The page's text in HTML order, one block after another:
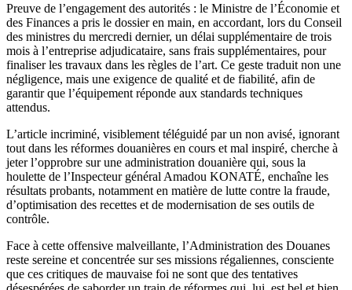
Preuve de l’engagement des autorités : le Ministre de l’Économie et
des Finances a pris le dossier en main, en accordant, lors du Conseil
des ministres du mercredi dernier, un délai supplémentaire de trois
mois à l’entreprise adjudicataire, sans frais supplémentaires, pour
finaliser les travaux dans les règles de l’art. Ce geste traduit non une
négligence, mais une exigence de qualité et de fiabilité, afin de
garantir que l’équipement réponde aux standards techniques
attendus.
L’article incriminé, visiblement téléguidé par un non avisé, ignorant
tout dans les réformes douanières en cours et mal inspiré, cherche à
jeter l’opprobre sur une administration douanière qui, sous la
houlette de l’Inspecteur général Amadou KONATÉ, enchaîne les
résultats probants, notamment en matière de lutte contre la fraude,
d’optimisation des recettes et de modernisation de ses outils de
contrôle.
Face à cette offensive malveillante, l’Administration des Douanes
reste sereine et concentrée sur ses missions régaliennes, consciente
que ces critiques de mauvaise foi ne sont que des tentatives